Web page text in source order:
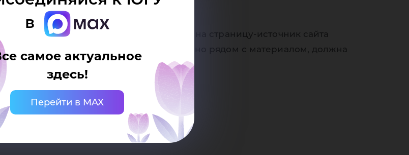
в
самое актуальное
здесь!
Перейти в MAX
университета
активной (кликабельной) ссылки на страницу-источник сайта
должна находиться непосредственно рядом с материалом, должна